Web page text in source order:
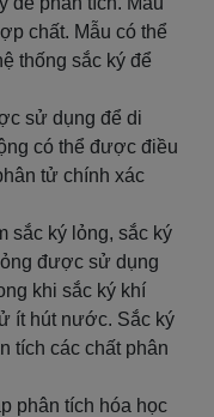
chất. Mẫu có thể
thống sắc ký để
sử dụng để di
có thể được điều
tử chính xác
sắc ký lỏng, sắc ký
được sử dụng
khi sắc ký khí
ít hút nước. Sắc ký
tích các chất phân
phân tích hóa học